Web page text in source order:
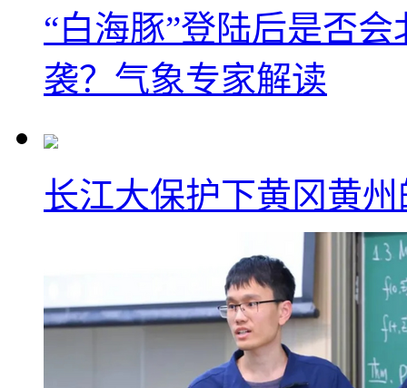
“白海豚”登陆后是否
袭？气象专家解读
长江大保护下黄冈黄